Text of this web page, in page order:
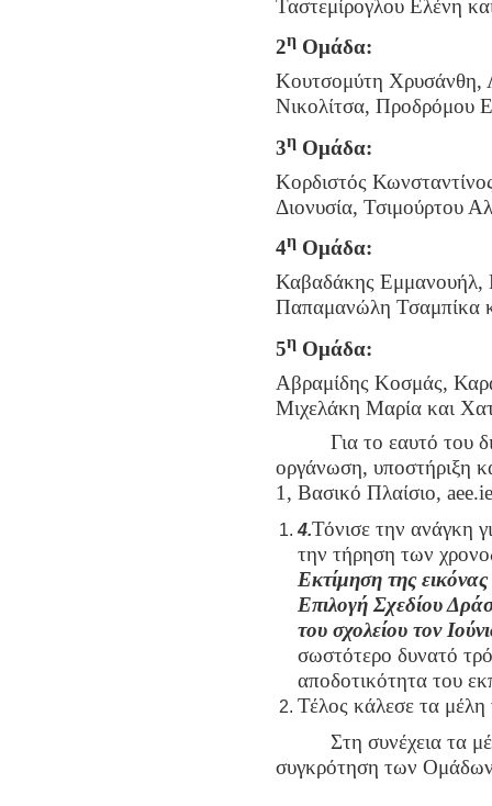
Ταστεμίρογλου Ελένη
2ηΟμάδα:
Κουτσομύτη Χρυσάνθη,
Νικολίτσα, Προδρόμου
3ηΟμάδα:
Κορδιστός
Διονυσία, Τσιμούρτου
4ηΟμάδα:
Καβαδάκης Εμμανουήλ,
Παπαμανώλη Τσαμπίκα
5ηΟμάδα:
Αβραμίδης Κοσμάς,
Μιχελάκη Μαρία και
Για το εαυτό του
οργάνωση, υποστήριξη
1, Βασικό Πλαίσιο, aee.
4.Τόνισε την ανάγκη
την τήρηση των
Εκτίμηση της
Επιλογή Σχεδίου
του σχολείου τον
σωστότερο δυνατό
αποδοτικότητα του
Τέλος κάλεσε τα
Στη συνέχεια τα
συγκρότηση των Ομάδων